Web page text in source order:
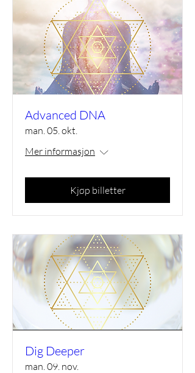
Advanced DNA
man. 05. okt.
Mer informasjon
Kjøp billetter
Dig Deeper
man. 09. nov.